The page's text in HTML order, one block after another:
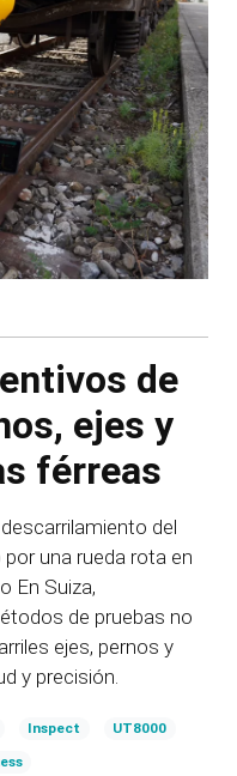
de
ejes y
férreas
del
una rueda rota en
En Suiza,
de pruebas no
ejes, pernos y
y precisión.
Inspect UT8000